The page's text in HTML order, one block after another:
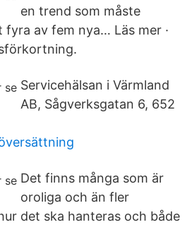
en trend som måste
av fem nya… Läs mer ·
Servicehälsan i Värmland
AB, Sågverksgatan 6, 652
Det finns många som är
oroliga och än fler
det ska hanteras och både